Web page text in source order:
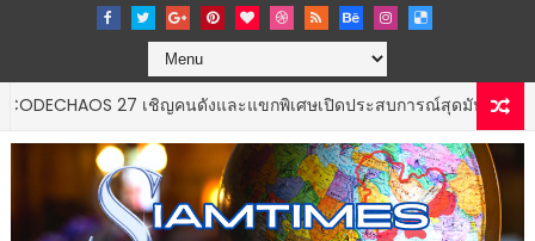
เชิญคนดังและแขกพิเศษเปิดประสบการณ์สุดมันส์ “THE CODECHAOS